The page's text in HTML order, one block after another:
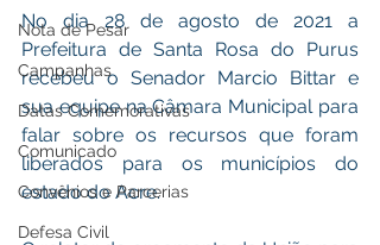
Nota de Pesar
Campanhas
Datas Comemorativas
Comunicado
Convênios e Parcerias
Defesa Civil
No dia 28 de agosto de 2021 a
Prefeitura de Santa Rosa do Purus
recebeu o Senador Marcio Bittar e
sua equipe na Câmara Municipal para
falar sobre os recursos que foram
liberados para os municípios do
estado do Acre.